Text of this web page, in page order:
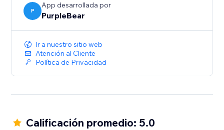
P
App desarrollada por
PurpleBear
Ir a nuestro sitio web
Atención al Cliente
Política de Privacidad
Calificación promedio: 5.0